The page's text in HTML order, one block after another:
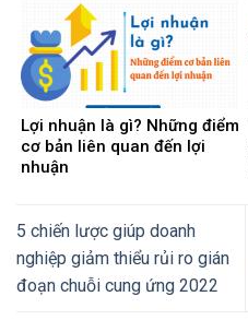
Lợi nhuận là gì? Những điểm
cơ bản liên quan đến lợi
nhuận
5 chiến lược giúp doanh
nghiệp giảm thiểu rủi ro gián
đoạn chuỗi cung ứng 2022